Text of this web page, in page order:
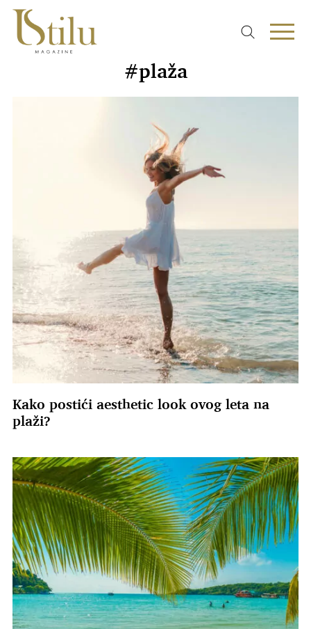
#plaža
Kako postići aesthetic look ovog leta na
plaži?